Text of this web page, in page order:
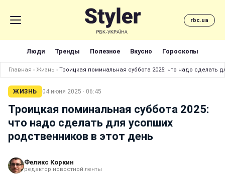
rbc.ua
Люди Тренды Полезное Вкусно Гороскопы
Главная › Жизнь › Троицкая поминальная суббота 2025: что надо сделать
ЖИЗНЬ 04 июня 2025 · 06:45
Троицкая поминальная суббота 2025:
что надо сделать для усопших
родственников в этот день
Феликс Коркин
редактор новостной ленты